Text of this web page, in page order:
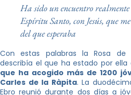
Ha sido un encuentro realmente
Espíritu Santo, con Jesús, que
del que esperaba
Con estas palabras la Rosa de
describía el que ha estado por
que ha acogido más de 1200
Carles de la Ràpita. La
Ebro reunió durante dos días a